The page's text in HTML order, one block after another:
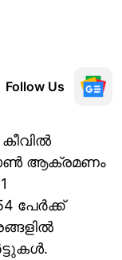
Follow Us
ആക്രമണം
പേർക്ക്